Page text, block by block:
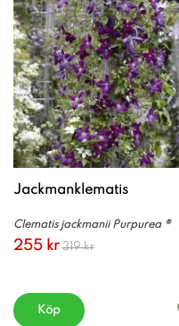
Jackmanklematis
Clematis jackmanii Purpurea ®
255 kr 319 kr
Köp